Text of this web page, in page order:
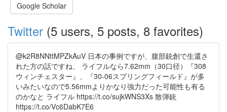
Google Scholar
Twitter (5 users, 5 posts, 8 favorites)
@k2R8NNttMPZkAuV 日本の事例ですが、腹部銃創で生還さ
れた方の話ですね、 ライフルなら7.62mm（30口径）『308
ウィンチェスター』、『30-06スプリングフィールド』が多
いみたいなので5.56mmよりかなり強力だった可能性も有る
のかなと ライフル https://t.co/sujkWNS3Xs 散弾銃
https://t.co/Vc6DabK7E6